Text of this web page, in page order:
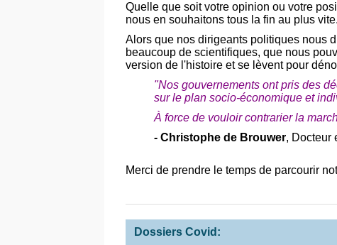
Quelle que soit votre opinion ou votre
nous en souhaitons tous la fin au plus vite.
Alors que nos dirigeants politiques nous
beaucoup de scientifiques, que nous
version de l'histoire et se lèvent pour
"Nos gouvernements ont pris des
sur le plan socio-économique et
À force de vouloir contrarier la
- Christophe de Brouwer, Docteur
Merci de prendre le temps de parcourir
Dossiers Covid: